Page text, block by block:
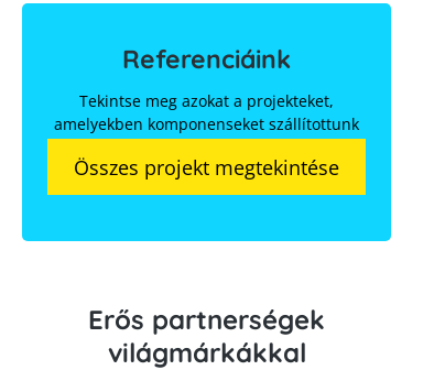
Referenciáink
Tekintse meg azokat a projekteket,
amelyekben komponenseket szállítottunk
Összes projekt megtekintése
Erős partnerségek
világmárkákkal